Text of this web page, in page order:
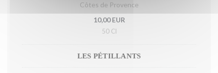
Côtes de Provence
10,00 EUR
50 Cl
LES PÉTILLANTS